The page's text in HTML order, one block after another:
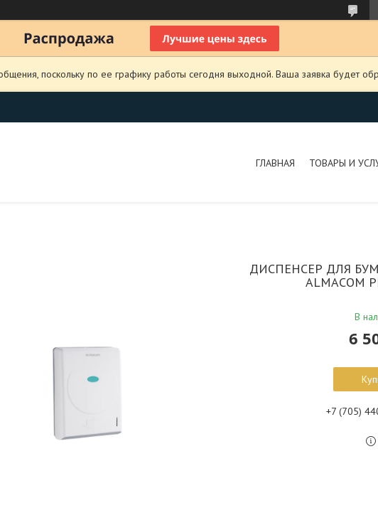
поскольку по ее графику работы сегодня выходной. Ваша заявка будет
ГЛАВНАЯ ТОВАРЫ И
ДИСПЕНСЕР ДЛЯ
ALMACOM
В
6
+7 (705)